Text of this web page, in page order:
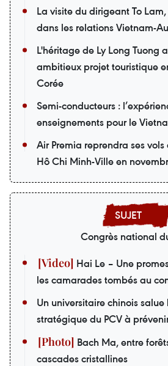
La visite du dirigeant To
dans les relations Vietnam-
L'héritage de Ly Long Tuong
ambitieux projet touristique
Corée
Semi-conducteurs :
enseignements pour le
Air Premia reprendra ses
Hô Chi Minh-Ville en
Congrès national
Hai Le – Une
les camarades tombés au
Un universitaire chinois
stratégique du PCV à
Bach Ma, entre
cascades cristallines